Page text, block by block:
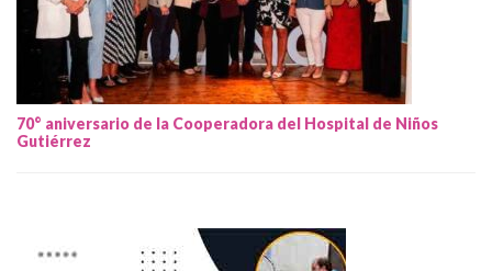
70° aniversario de la Cooperadora del Hospital de Niños
Gutiérrez